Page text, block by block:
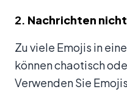
2. Nachrichten
Zu viele Emojis in
können chaotisch
Verwenden Sie